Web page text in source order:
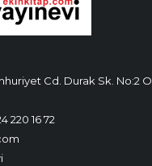
Cd. Durak Sk. No:2
220 16 72